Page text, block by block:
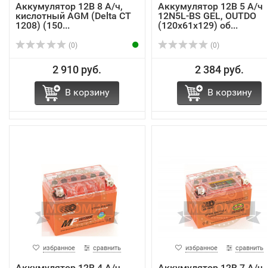
Аккумулятор 12В 8 А/ч,
кислотный AGM (Delta CT
1208) (150...
(0)
2 910 руб.
В корзину
Аккумулятор 12В 5 А/ч
12N5L-BS GEL, OUTDO
(120х61х129) об...
(0)
2 384 руб.
В корзину
избранное сравнить избранное сравнить